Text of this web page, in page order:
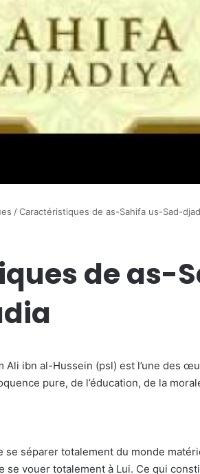
/Caractéristiques de as-Sahifa us-Sad-
de as-
Ali ibn al-Hussein (psl) est l’une des
pure, de l’éducation, de la
se séparer totalement du monde
se vouer totalement à Lui. Ce qui